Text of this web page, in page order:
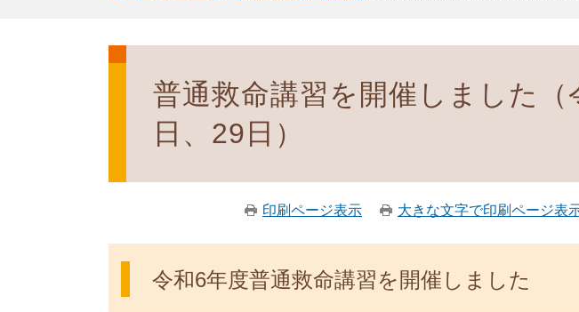
普通救命講習を開催しました（
日、29日）
印刷ページ表示 大きな文字で印刷ページ表
令和6年度普通救命講習を開催しました